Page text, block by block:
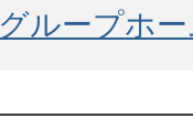
ループホ